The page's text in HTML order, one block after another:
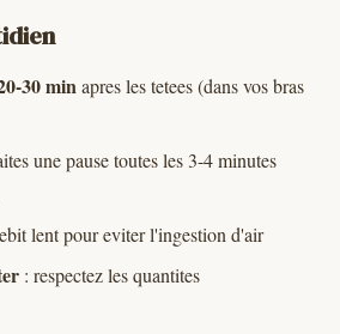
30 minapres les tetees (dans vos bras
une pause toutes les 3-4 minutes
lent pour eviter l'ingestion d'air
: respectez les quantites